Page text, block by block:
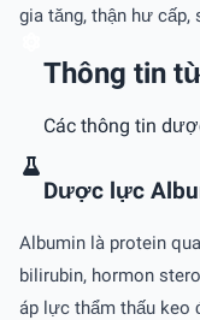
gia tăng, thận hư cấp,
Thông tin
Các thông tin
Dược lực
Albumin là protein
bilirubin, hormon
áp lực thẩm thấu keo